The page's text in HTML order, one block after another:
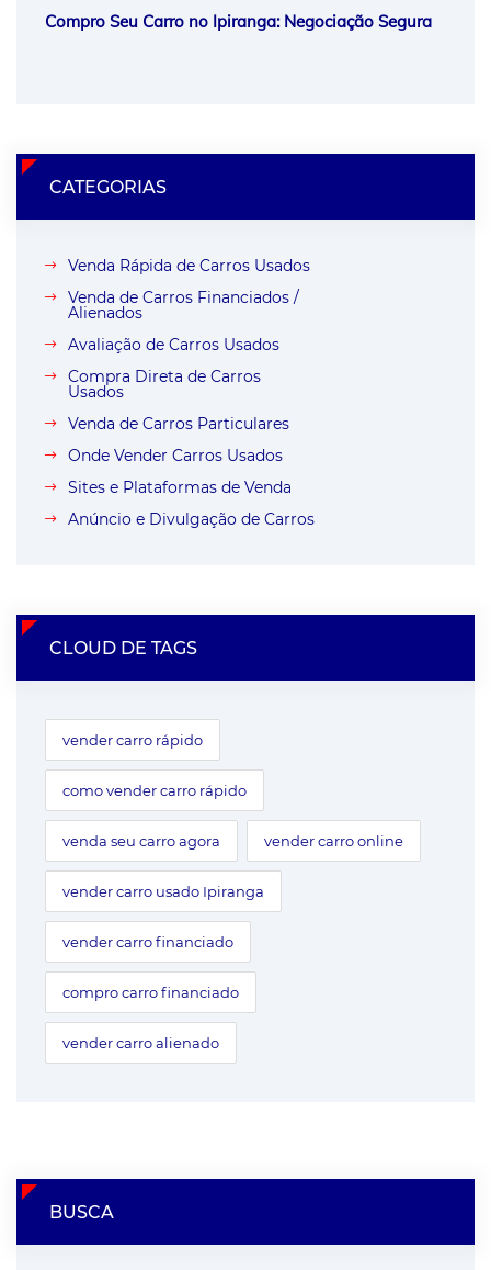
Compro Seu Carro no Ipiranga: Negociação Segura
CATEGORIAS
Venda Rápida de Carros Usados
Venda de Carros Financiados /
Alienados
Avaliação de Carros Usados
Compra Direta de Carros
Usados
Venda de Carros Particulares
Onde Vender Carros Usados
Sites e Plataformas de Venda
Anúncio e Divulgação de Carros
CLOUD DE TAGS
vender carro rápido
como vender carro rápido
venda seu carro agora vender carro online
vender carro usado Ipiranga
vender carro financiado
compro carro financiado
vender carro alienado
BUSCA